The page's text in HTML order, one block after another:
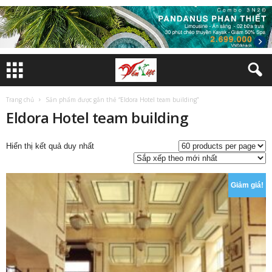
Trang chủ Sản phẩm được gắn thẻ “Eldora Hotel team building”
Eldora Hotel team building
Hiển thị kết quả duy nhất
Giảm giá!